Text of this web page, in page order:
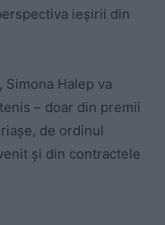
ieșirii din
Halep va
– doar din premii
de ordinul
și din contractele